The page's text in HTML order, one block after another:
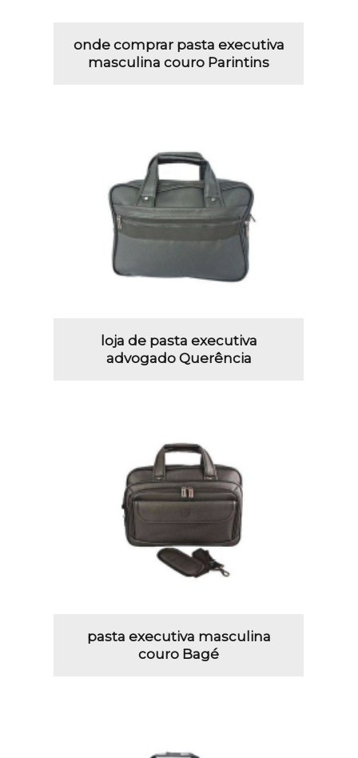
onde comprar pasta executiva
masculina couro Parintins
loja de pasta executiva
advogado Querência
pasta executiva masculina
couro Bagé